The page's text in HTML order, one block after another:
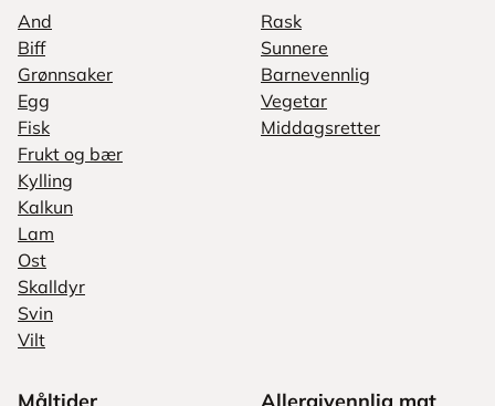
And
Biff
Grønnsaker
Egg
Fisk
Frukt og bær
Kylling
Kalkun
Lam
Ost
Skalldyr
Svin
Vilt
Rask
Sunnere
Barnevennlig
Vegetar
Middagsretter